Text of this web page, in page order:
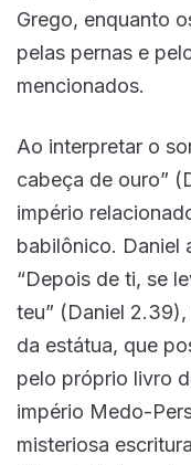
Grego, enquanto
pelas pernas e
mencionados.
Ao interpretar o
cabeça de ouro”
império
babilônico. Daniel
“Depois de ti, se
teu” (Daniel
da estátua, que
pelo próprio livro
império Medo-
misteriosa